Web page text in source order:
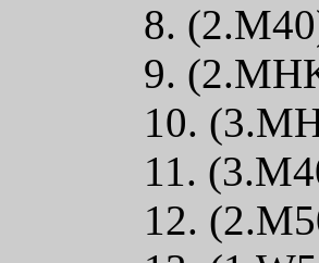
8.
9.
10.
11.
12.